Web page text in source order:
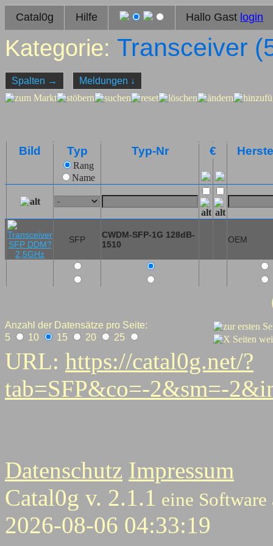
Catal0g Hilfe Hallo Gast login
Kategorie: Transceiver (
Spalten → Meldungen ↓
Bild Typ Typ-Nr €
Rang
Name
SFP
CWDM-SFP-1G 128dB-
1510
OEM
Anzahl der Datensätze pro Seite:
5
10 15 20 25
URL: https://catal0g.net/?
tab=SFP&co=-2&sm=-
Datenschutz Impressum
Catal0g v. 2.1.1 eine Software
2026-08-06 04:33:19